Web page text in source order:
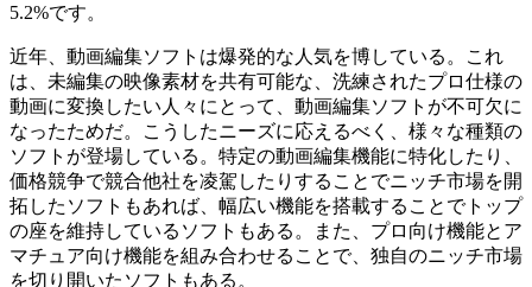
5.2%です。
近年、動画編集ソフトは爆発的な人気を博している。これ
は、未編集の映像素材を共有可能な、洗練されたプロ仕様の
動画に変換したい人々にとって、動画編集ソフトが不可欠に
なったためだ。こうしたニーズに応えるべく、様々な種類の
ソフトが登場している。特定の動画編集機能に特化したり、
価格競争で競合他社を凌駕したりすることでニッチ市場を開
拓したソフトもあれば、幅広い機能を搭載することでトップ
の座を維持しているソフトもある。また、プロ向け機能とア
マチュア向け機能を組み合わせることで、独自のニッチ市場
を切り開いたソフトもある。